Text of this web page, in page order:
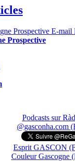
Prospective
Podcasts sur
@gasconha.com
Esprit GASCON
Couleur Gascogne